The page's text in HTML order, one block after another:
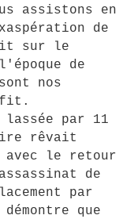
assistons en
de
sur le
de
nos
par 11
rêvait
avec le retour
de
par
que